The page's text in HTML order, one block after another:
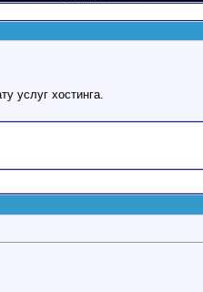
услуг хостинга.